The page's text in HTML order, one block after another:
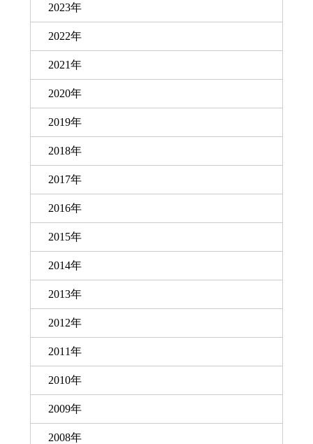
2023年
2022年
2021年
2020年
2019年
2018年
2017年
2016年
2015年
2014年
2013年
2012年
2011年
2010年
2009年
2008年